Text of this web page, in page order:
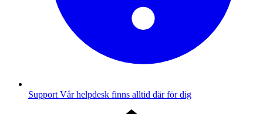
Support Vår helpdesk finns alltid där för dig